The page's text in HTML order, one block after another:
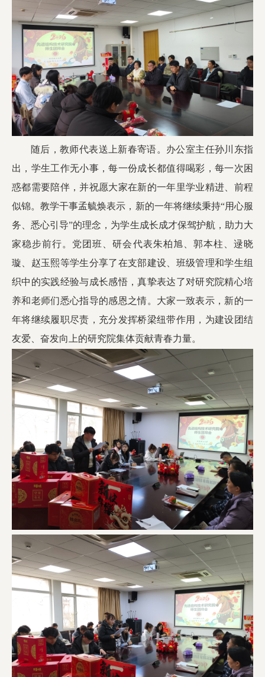
随后，教师代表送上新春寄语。办公室主任孙川东指
出，学生工作无小事，每一份成长都值得喝彩，每一次困
惑都需要陪伴，并祝愿大家在新的一年里学业精进、前程
似锦。教学干事孟毓焕表示，新的一年将继续秉持“用心服
务、悉心引导”的理念，为学生成长成才保驾护航，助力大
家稳步前行。党团班、研会代表朱柏旭、郭本柱、逯晓
璇、赵玉熙等学生分享了在支部建设、班级管理和学生组
织中的实践经验与成长感悟，真挚表达了对研究院精心培
养和老师们悉心指导的感恩之情。大家一致表示，新的一
年将继续履职尽责，充分发挥桥梁纽带作用，为建设团结
友爱、奋发向上的研究院集体贡献青春力量。